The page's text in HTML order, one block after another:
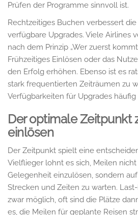
Prüfen der Programme sinnvoll ist.
Rechtzeitiges Buchen verbessert
verfügbare Upgrades. Viele Airlines
nach dem Prinzip „Wer zuerst
Frühzeitiges Einlösen oder das
den Erfolg erhöhen. Ebenso ist es
stark frequentierten Zeiträumen zu
Verfügbarkeiten für Upgrades häufig
Der optimale Zeitpunkt
einlösen
Der Zeitpunkt spielt eine
Vielflieger lohnt es sich, Meilen
Gelegenheit einzulösen, sondern
Strecken und Zeiten zu warten.
zwar möglich, oft sind die Plätze
es, die Meilen für geplante Reisen